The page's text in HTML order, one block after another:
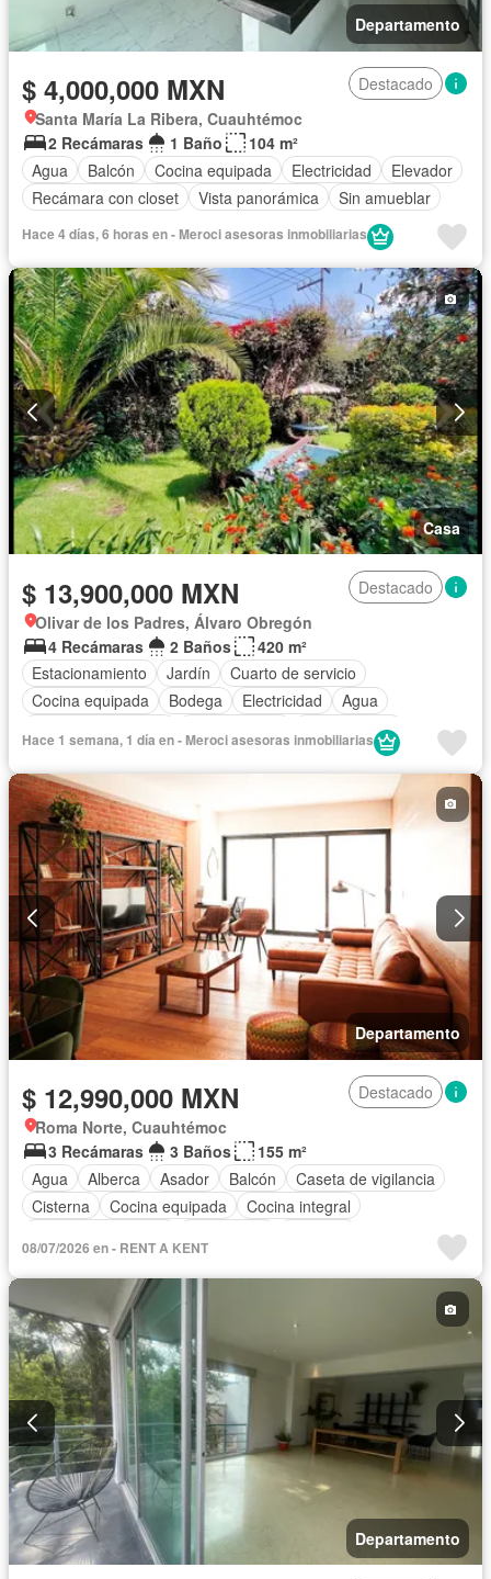
Departamento
$ 4,000,000 MXN
Destacado
Santa María La Ribera, Cuauhtémoc
2 Recámaras
1 Baño
104 m²
Agua
Balcón Cocina equipada Electricidad
Elevador
Recámara con closet
Vista panorámica Sin amueblar
Hace 4 días, 6 horas en - Meroci asesoras inmobiliarias
Casa
$ 13,900,000 MXN
Destacado
Olivar de los Padres, Álvaro Obregón
4 Recámaras
2 Baños
420 m²
Estacionamiento
Jardín
Cuarto de servicio
Cocina equipada
Bodega Electricidad
Agua
Sin amueblar
Hace 1 semana, 1 día en - Meroci asesoras inmobiliarias
Departamento
$ 12,990,000 MXN
Destacado
Roma Norte, Cuauhtémoc
3 Recámaras
3 Baños
155 m²
Agua
Alberca Asador Balcón
Caseta de vigilancia
Cisterna
Cocina equipada
Cocina integral
Estacionamiento
Gimnasio
Recámara con closet
Vista panorámica
08/07/2026 en - RENT A KENT
Departamento